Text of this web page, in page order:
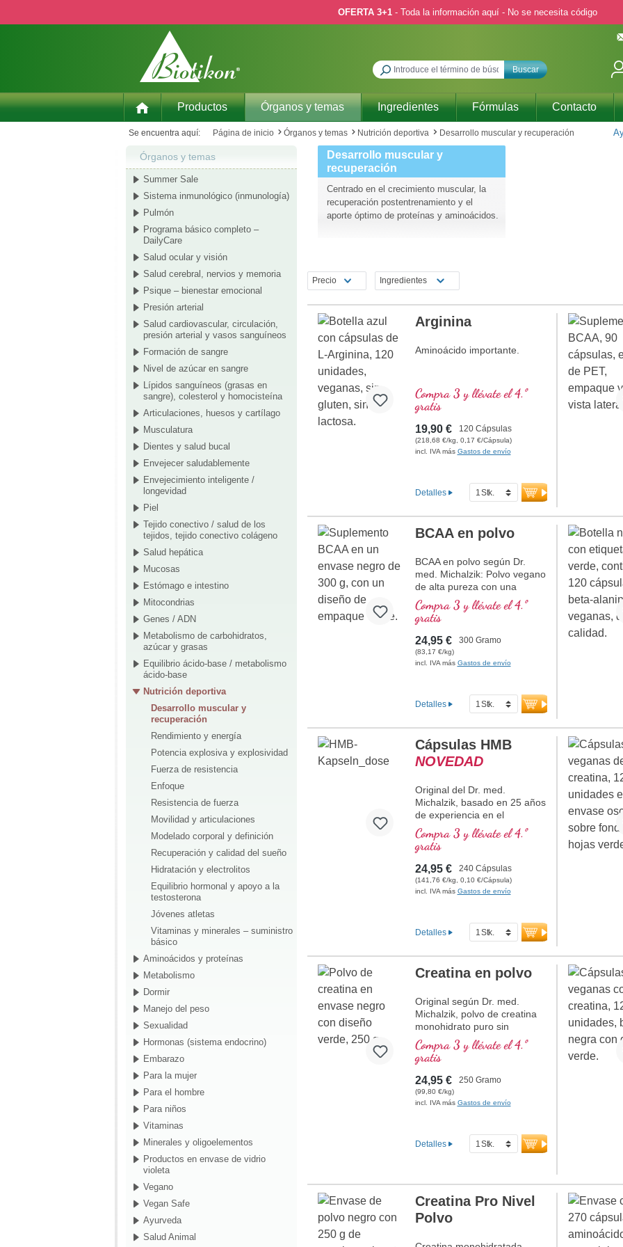
OFERTA 3+1- Toda la información aquí - No se necesita código
Buscar
Productos Órganos y temas Ingredientes Fórmulas Contacto
Se encuentra aquí: Página de inicio Órganos y temas Nutrición deportiva Desarrollo muscular y recuperación
Órganos y temas
Summer Sale
Sistema inmunológico (inmunología)
Pulmón
Programa básico completo –
DailyCare
Salud ocular y visión
Salud cerebral, nervios y memoria
Psique – bienestar emocional
Presión arterial
Salud cardiovascular, circulación,
presión arterial y vasos sanguíneos
Formación de sangre
Nivel de azúcar en sangre
Lípidos sanguíneos (grasas en
sangre), colesterol y homocisteína
Articulaciones, huesos y cartílago
Musculatura
Dientes y salud bucal
Envejecer saludablemente
Envejecimiento inteligente /
longevidad
Piel
Tejido conectivo / salud de los
tejidos, tejido conectivo colágeno
Salud hepática
Mucosas
Estómago e intestino
Mitocondrias
Genes / ADN
Metabolismo de carbohidratos,
azúcar y grasas
Equilibrio ácido-base / metabolismo
ácido-base
Nutrición deportiva
Desarrollo muscular y
recuperación
Rendimiento y energía
Potencia explosiva y explosividad
Fuerza de resistencia
Enfoque
Resistencia de fuerza
Movilidad y articulaciones
Modelado corporal y definición
Recuperación y calidad del sueño
Hidratación y electrolitos
Equilibrio hormonal y apoyo a la
testosterona
Jóvenes atletas
Vitaminas y minerales – suministro
básico
Aminoácidos y proteínas
Metabolismo
Dormir
Manejo del peso
Sexualidad
Hormonas (sistema endocrino)
Embarazo
Para la mujer
Para el hombre
Para niños
Vitaminas
Minerales y oligoelementos
Productos en envase de vidrio
violeta
Vegano
Vegan Safe
Ayurveda
Salud Animal
Desarrollo muscular y
recuperación
Centrado en el crecimiento muscular, la
recuperación postentrenamiento y el
aporte óptimo de proteínas y aminoácidos.
Precio Ingredientes
Arginina
Aminoácido importante.
Compra 3 y llévate el 4.º
gratis
19,90 € 120 Cápsulas
(218,68 €/kg, 0,17 €/Cápsula)
incl. IVA más Gastos de envío
Detalles
BCAA en polvo
BCAA en polvo según Dr.
med. Michalzik: Polvo vegano
de alta pureza con una
proporción óptima de 2:1:1
de leucina, isoleucina y
valina. Obtenido mediante
fermentación, sin aditivos ni
aromas artificiales. Perfecto
para deportistas para apoyar
más información sobre
Proporción óptima 2:1:1
(leucina, isoleucina, valina)
fermentación
Libre de aditivos y aromas
artificiales
muscular y la regeneración
Adecuado para veganos
Fabricado en Alemania
Más de 20 años de
experiencia en producción
Compra 3 y llévate el 4.º
gratis
24,95 € 300 Gramo
(83,17 €/kg)
incl. IVA más Gastos de envío
Detalles
Cápsulas HMB
NOVEDAD
Original del Dr. med.
Michalzik, basado en 25 años
de experiencia en el
desarrollo de sustancias
naturales de alta calidad.
1.200 – 3.600 mg de calcio β-
hidroxi-β-metilbutirato de alta
pureza por dosis diaria de 2 –
6 cápsulas, de los cuales
hidroxi-β-metilbutirato (HMB)
es un derivado natural del
importante para el músculo.
cápsulas de HMB
Compra 3 y llévate el 4.º
gratis
24,95 € 240 Cápsulas
(141,76 €/kg, 0,10 €/Cápsula)
incl. IVA más Gastos de envío
Detalles
Creatina en polvo
Original según Dr. med.
Michalzik, polvo de creatina
monohidrato puro sin
aditivos. La creatina
monohidrato es el compuesto
de creatina más probado en
el mercado. Altamente
efectivo para aumentar el
rendimiento físico y la fuerza
por médicos, con más de 20
años de experiencia en
Compra 3 y llévate el 4.º
gratis
24,95 € 250 Gramo
(99,80 €/kg)
incl. IVA más Gastos de envío
Detalles
Creatina Pro Nivel
Polvo